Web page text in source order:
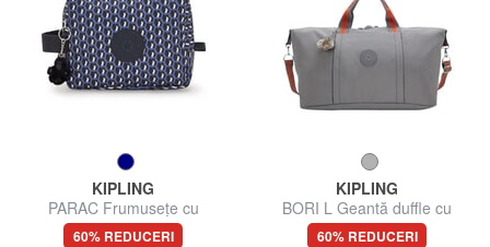
KIPLING
PARAC Frumusețe cu
manșetă
60% REDUCERI
KIPLING
BORI L Geantă duffle cu
curea de umăr
60% REDUCERI